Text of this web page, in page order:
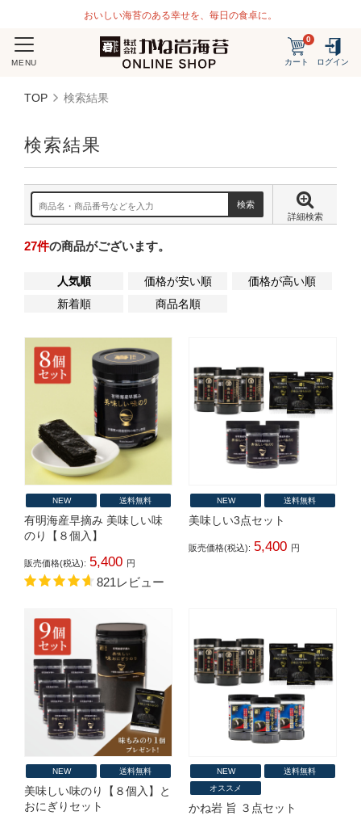
おいしい海苔のある幸せを、毎日の食卓に。
MENU カート
0
ログイン
TOP 検索結果
検索結果
詳細検索
27件の商品がございます。
人気順 価格が安い順
価格が高い順
新着順
商品名順
NEW 送料無料
有明海産早摘み 美味しい味
のり【８個入】
販売価格(税込): 5,400 円
821レビュー
NEW 送料無料
美味しい3点セット
販売価格(税込): 5,400 円
NEW 送料無料
美味しい味のり【８個入】と
おにぎりセット
NEW
送料無料
オススメ
かね岩 旨 ３点セット